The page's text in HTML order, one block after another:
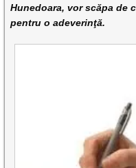
Hunedoara, vor scăpa de
pentru o adeverinţă.